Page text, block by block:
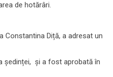
de hotărâri.
Constantina Diță, a adresat un
ședinței, și a fost aprobată în